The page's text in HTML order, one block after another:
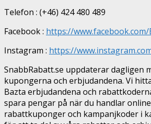
Telefon : (+46) 424 480 489
Facebook : https://
Instagram : https://
SnabbRabatt.se uppdaterar dagligen
kupongerna och erbjudandena. Vi
Bazta erbjudandena och
spara pengar på när du handlar
rabattkuponger och kampanjkoder i